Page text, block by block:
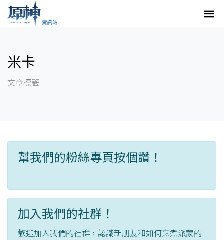
米卡
文章標籤
幫我們的粉絲專頁按個讚！
加入我們的社群！
歡迎加入我們的社群，認識新朋友和如何烹煮派蒙的